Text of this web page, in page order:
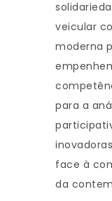
veicular
moderna
para a
face à
da